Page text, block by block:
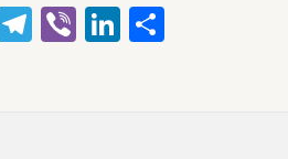
Telegram
ViberLinkedIn